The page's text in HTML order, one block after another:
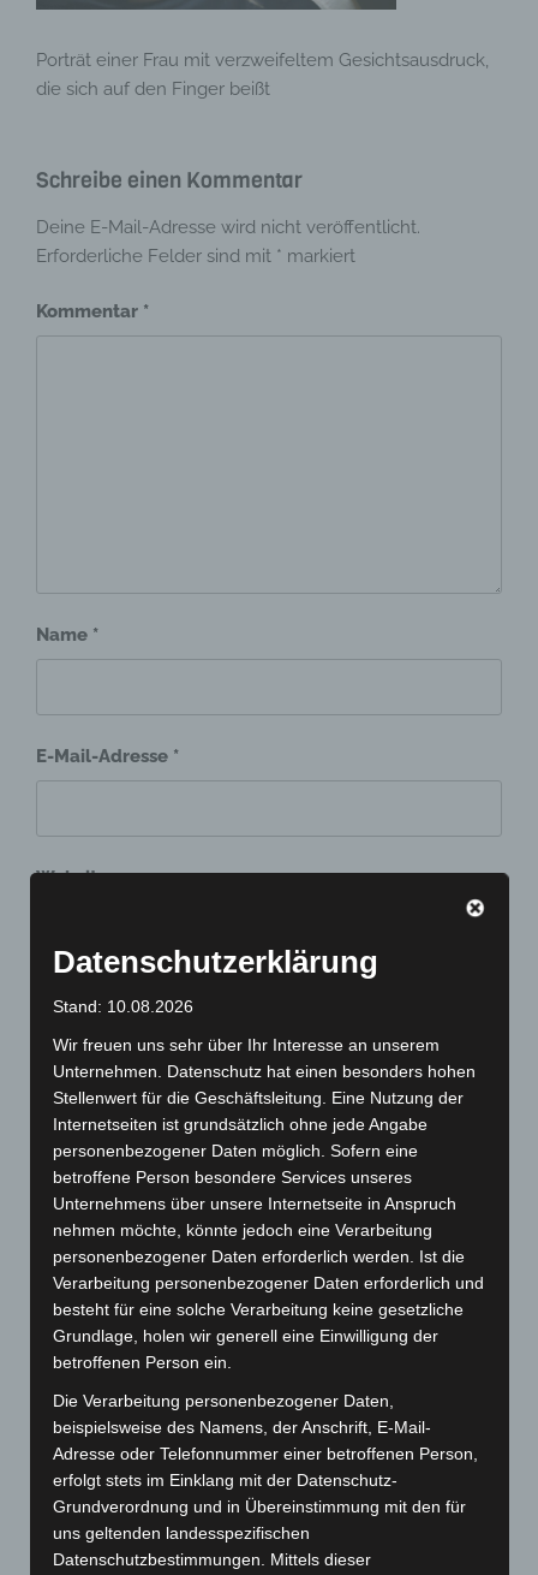
Porträt einer Frau mit verzweifeltem Gesichtsausdruck,
die sich auf den Finger beißt
Schreibe einen Kommentar
Deine E-Mail-Adresse wird nicht veröffentlicht.
Erforderliche Felder sind mit * markiert
Kommentar *
Name *
E-Mail-Adresse *
Website
Beitragsnavigation
Vorheriger
Beitrag
ZURÜCK
Die Psychosomatik erkundet gewalttätige
Jugendliche
September 2025
November 2024
Oktober 2024
Mai 2024
Dezember 2023
Datenschutzerklärung
Stand: 10.08.2026
Wir freuen uns sehr über Ihr Interesse an unserem
Unternehmen. Datenschutz hat einen besonders hohen
Stellenwert für die Geschäftsleitung. Eine Nutzung der
Internetseiten ist grundsätzlich ohne jede Angabe
personenbezogener Daten möglich. Sofern eine
betroffene Person besondere Services unseres
Unternehmens über unsere Internetseite in Anspruch
nehmen möchte, könnte jedoch eine Verarbeitung
personenbezogener Daten erforderlich werden. Ist die
Verarbeitung personenbezogener Daten erforderlich und
besteht für eine solche Verarbeitung keine gesetzliche
Grundlage, holen wir generell eine Einwilligung der
betroffenen Person ein.
Die Verarbeitung personenbezogener Daten,
beispielsweise des Namens, der Anschrift, E-Mail-
Adresse oder Telefonnummer einer betroffenen Person,
erfolgt stets im Einklang mit der Datenschutz-
Grundverordnung und in Übereinstimmung mit den für
uns geltenden landesspezifischen
Datenschutzbestimmungen. Mittels dieser